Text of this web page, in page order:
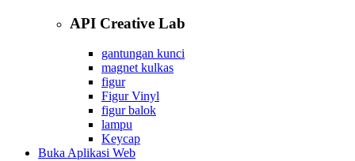
API Creative Lab
gantungan kunci
magnet kulkas
figur
Figur Vinyl
figur balok
lampu
Keycap
Buka Aplikasi Web